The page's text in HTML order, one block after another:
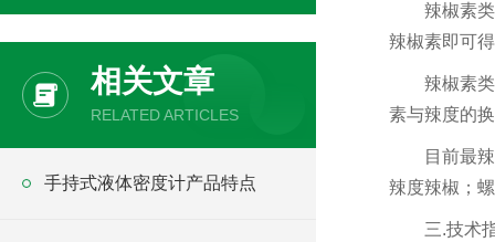
辣椒素
辣椒素即可
辣椒素
素与辣度的
目前最
辣度辣椒；
三.技术
相关文章
RELATED ARTICLES
手持式液体密度计产品特点